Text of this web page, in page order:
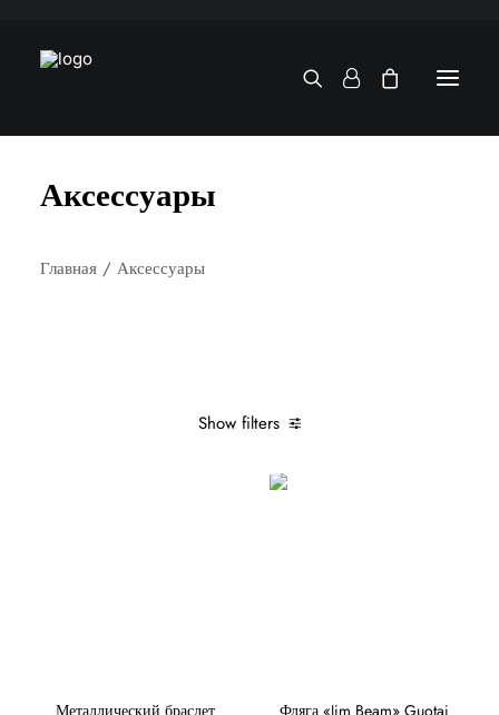
Аксессуары
Главная Аксессуары
Show filters
В КОРЗИНУ
Металлический браслет
В КОРЗИНУ
Фляга «Jim Beam» Guotai